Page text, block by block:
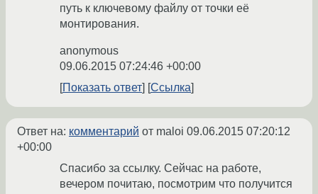
путь к ключевому файлу от точки её
монтирования.
anonymous
09.06.2015 07:24:46 +00:00
Показать ответ
Ссылка
Ответ на: комментарий от maloi 09.06.2015 07:20:12
+00:00
Спасибо за ссылку. Сейчас на работе,
вечером почитаю, посмотрим что получится